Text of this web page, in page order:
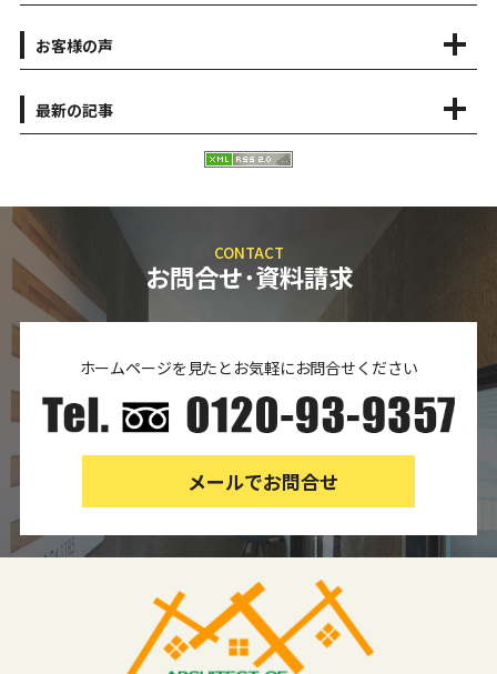
お客様の声
最新の記事
CONTACT
お問合せ･資料請求
ホームページを見たとお気軽にお問合せください
メールでお問合せ